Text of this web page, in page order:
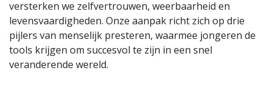
versterken we zelfvertrouwen, weerbaarheid en
levensvaardigheden. Onze aanpak richt zich op drie
pijlers van menselijk presteren, waarmee jongeren de
tools krijgen om succesvol te zijn in een snel
veranderende wereld.